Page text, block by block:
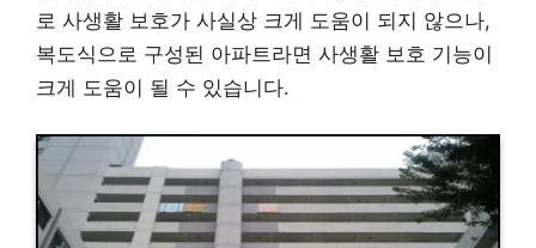
로 사생활 보호가 사실상 크게 도움이 되지 않으나,
복도식으로 구성된 아파트라면 사생활 보호 기능이
크게 도움이 될 수 있습니다.